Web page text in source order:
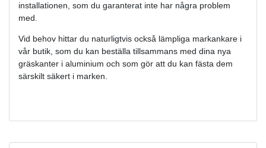
installationen, som du garanterat inte har några problem
med.
Vid behov hittar du naturligtvis också lämpliga markankare i
vår butik, som du kan beställa tillsammans med dina nya
gräskanter i aluminium och som gör att du kan fästa dem
särskilt säkert i marken.